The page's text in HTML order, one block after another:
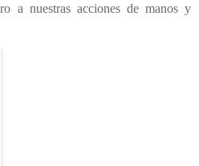
a nuestras acciones de manos y